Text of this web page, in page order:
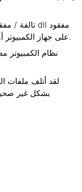
على جهاز الكمبيوتر أو تالف بواسطة تطبيق / نظام / فيروس.
نظام الكمبيوتر
لقد أتلف ملفات